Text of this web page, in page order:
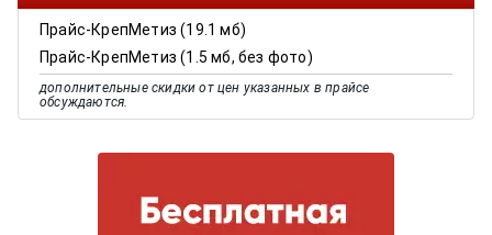
Прайс-КрепМетиз (19.1 мб)
Прайс-КрепМетиз (1.5 мб, без фото)
дополнительные скидки от цен указанных в прайсе
обсуждаются.